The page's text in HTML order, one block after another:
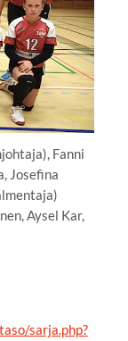
Fanni
Josefina
Aysel Kar,
sarja.php?